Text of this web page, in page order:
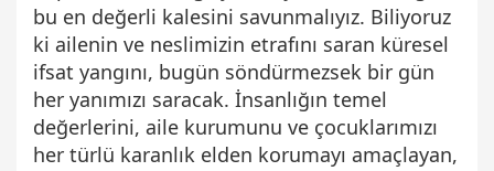
bu en değerli kalesini savunmalıyız. Biliyoruz
ki ailenin ve neslimizin etrafını saran küresel
ifsat yangını, bugün söndürmezsek bir gün
her yanımızı saracak. İnsanlığın temel
değerlerini, aile kurumunu ve çocuklarımızı
her türlü karanlık elden korumayı amaçlayan,